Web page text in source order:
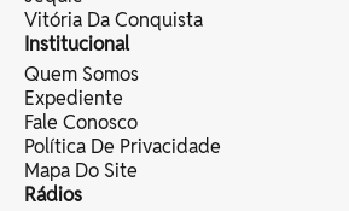
Vitória Da Conquista
Institucional
Quem Somos
Expediente
Fale Conosco
Política De Privacidade
Mapa Do Site
Rádios